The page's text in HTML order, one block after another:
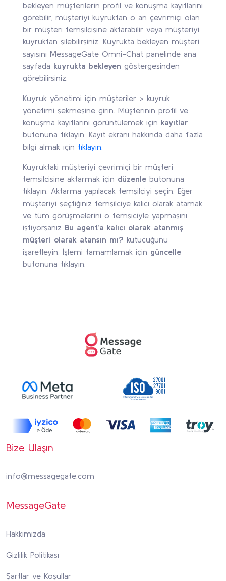
bekleyen müşterilerin profil ve konuşma kayıtlarını
görebilir, müşteriyi kuyruktan o an çevrimiçi olan
bir müşteri temsilcisine aktarabilir veya müşteriyi
kuyruktan silebilirsiniz. Kuyrukta bekleyen müşteri
sayısını MessageGate Omni-Chat panelinde ana
sayfada kuyrukta bekleyen göstergesinden
görebilirsiniz.
Kuyruk yönetimi için müşteriler > kuyruk
yönetimi sekmesine girin. Müşterinin profil ve
konuşma kayıtlarını görüntülemek için kayıtlar
butonuna tıklayın. Kayıt ekranı hakkında daha fazla
bilgi almak için tıklayın.
Kuyruktaki müşteriyi çevrimiçi bir müşteri
temsilcisine aktarmak için düzenle butonuna
tıklayın. Aktarma yapılacak temsilciyi seçin. Eğer
müşteriyi seçtiğiniz temsilciye kalıcı olarak atamak
ve tüm görüşmelerini o temsiciyle yapmasını
istiyorsanız Bu agent’a kalıcı olarak atanmış
müşteri olarak atansın mı? kutucuğunu
işaretleyin. İşlemi tamamlamak için güncelle
butonuna tıklayın.
Bize Ulaşın
info@messagegate.com
MessageGate
Hakkımızda
Gizlilik Politikası
Şartlar ve Koşullar